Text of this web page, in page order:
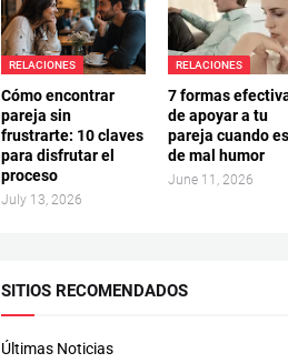
RELACIONES
Cómo encontrar
pareja sin
frustrarte: 10 claves
para disfrutar el
proceso
July 13, 2026
RELACIONES
7 formas
de apoyar a tu
pareja cuando
de mal humor
June 11, 2026
SITIOS RECOMENDADOS
Últimas Noticias